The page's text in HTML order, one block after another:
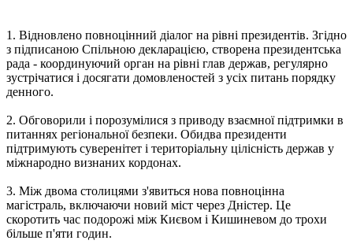
1. Відновлено повноцінний діалог на рівні президентів. Згідно
з підписаною Спільною декларацією, створена президентська
рада - координуючий орган на рівні глав держав, регулярно
зустрічатися і досягати домовленостей з усіх питань порядку
денного.
2. Обговорили і порозумілися з приводу взаємної підтримки в
питаннях регіональної безпеки. Обидва президенти
підтримують суверенітет і територіальну цілісність держав у
міжнародно визнаних кордонах.
3. Між двома столицями з'явиться нова повноцінна
магістраль, включаючи новий міст через Дністер. Це
скоротить час подорожі між Києвом і Кишиневом до трохи
більше п'яти годин.